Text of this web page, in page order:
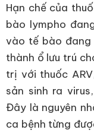
Hạn chế của
bào lympho
vào tế bào đang
thành ổ lưu trú
trị với thuốc
sản sinh ra
Đây là nguyên
ca bệnh từng